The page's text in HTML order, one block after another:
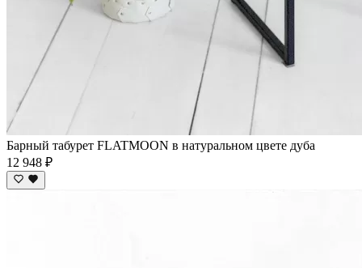
Барный табурет FLATMOON в натуральном цвете дуба
12 948 ₽